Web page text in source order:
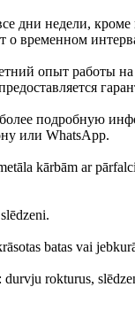
дни недели,
о временном
опыт работы
подробную
или WhatsApp.
kārbām ar
batas vai
rokturus,